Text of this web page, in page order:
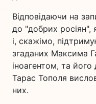
Відповідаючи на
до "добрих росіян",
і, скажімо,
згаданих Максима
іноагентом, та
Тарас Тополя
них.